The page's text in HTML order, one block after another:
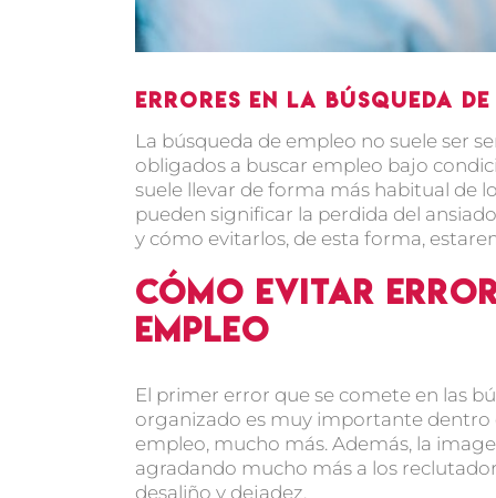
Errores en la búsqueda de
La búsqueda de empleo no suele ser
obligados a buscar empleo bajo
suele llevar de forma más habitual de
pueden significar la perdida del
y cómo evitarlos, de esta forma,
Cómo evitar
empleo
El primer error que se comete en las
organizado es muy importante dentro
empleo, mucho más. Además, la
agradando mucho más a los
desaliño y dejadez.